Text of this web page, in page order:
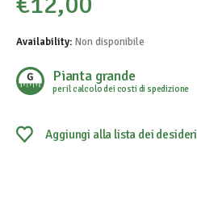
Availability: Non disponibile
Pianta grande
per il calcolo dei costi di spedizione
Aggiungi alla lista dei desideri